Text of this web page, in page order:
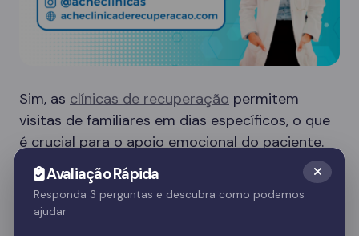
Sim, as clínicas de recuperação permitem
visitas de familiares em dias específicos, o que
é crucial para o apoio emocional do paciente.
Essas visitas ajudam no processo de
recuperação e fortalecem o vínculo familiar.
Avaliação Rápida
Responda 3 perguntas e descubra como podemos
ajudar